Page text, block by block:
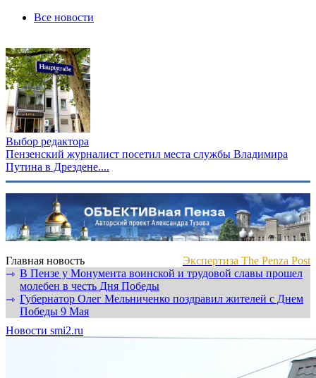
Все новости
Выбор редактора
Пензенский журналист посетил места службы Владимира
Путина в Дрездене....
Главная новость
Экспертиза The Penza Post
⇾ В Пензе у Монумента воинской и трудовой славы прошел
молебен в честь Дня Победы
⇾ Губернатор Олег Мельниченко поздравил жителей с Днем
Победы 9 Мая
Новости smi2.ru